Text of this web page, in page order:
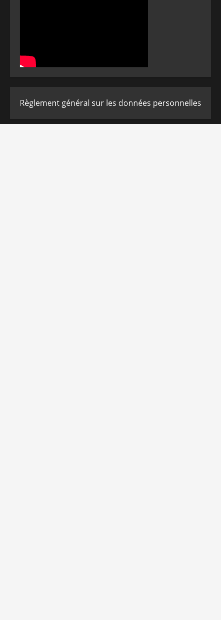
Règlement général sur les données personnelles